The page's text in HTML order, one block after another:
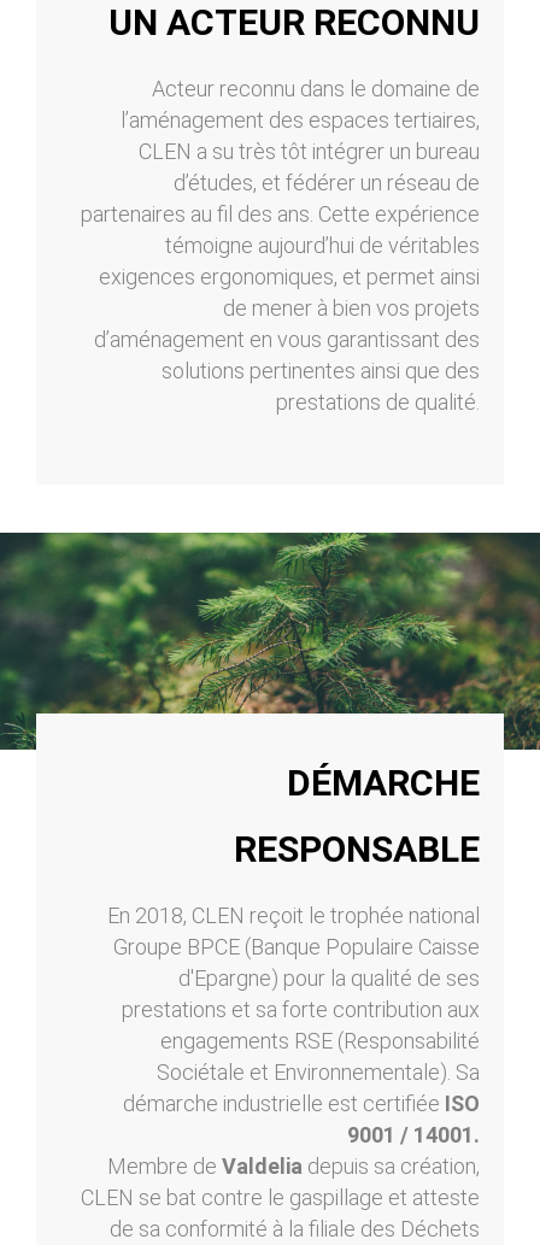
UN ACTEUR RECONNU
Acteur reconnu dans le domaine de
l’aménagement des espaces tertiaires,
CLEN a su très tôt intégrer un bureau
d’études, et fédérer un réseau de
partenaires au fil des ans. Cette expérience
témoigne aujourd’hui de véritables
exigences ergonomiques, et permet ainsi
de mener à bien vos projets
d’aménagement en vous garantissant des
solutions pertinentes ainsi que des
prestations de qualité.
DÉMARCHE
RESPONSABLE
En 2018, CLEN reçoit le trophée national
Groupe BPCE (Banque Populaire Caisse
d'Epargne) pour la qualité de ses
prestations et sa forte contribution aux
engagements RSE (Responsabilité
Sociétale et Environnementale). Sa
démarche industrielle est certifiée ISO
9001 / 14001.
Membre de Valdelia depuis sa création,
CLEN se bat contre le gaspillage et atteste
de sa conformité à la filiale des Déchets